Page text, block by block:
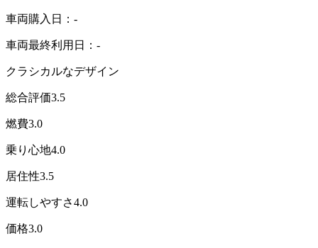
車両購入日：-
車両最終利用日：-
クラシカルなデザイン
総合評価3.5
燃費3.0
乗り心地4.0
居住性3.5
運転しやすさ4.0
価格3.0